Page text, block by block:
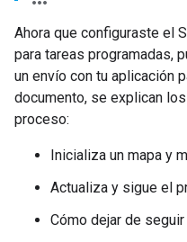
Ahora que configuraste el
para tareas programadas,
un envío con tu aplicación
documento, se explican
proceso:
Inicializa un mapa y
Actualiza y sigue el
Cómo dejar de